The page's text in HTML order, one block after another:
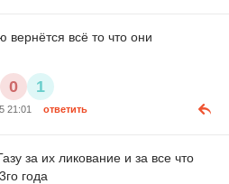
вернётся всё то что они
0 1
21:01 ответить
за их ликование и за все что
года